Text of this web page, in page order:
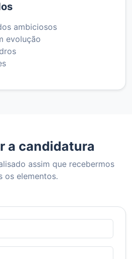
ambiciosos
evolução
a candidatura
assim que recebermos
os elementos.